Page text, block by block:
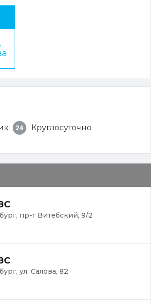
Круглосуточно
пр-т Витебский, 9/2
ул. Салова, 82